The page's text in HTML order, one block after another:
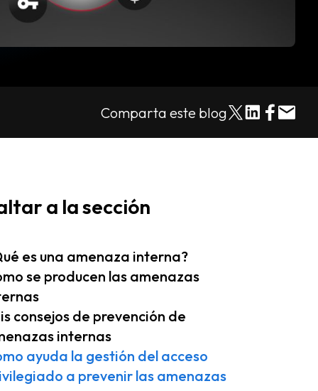
Comparta este blog
a la sección
es una amenaza interna?
se producen las amenazas
consejos de prevención de
internas
ayuda la gestión del acceso
a prevenir las amenazas